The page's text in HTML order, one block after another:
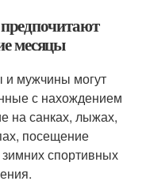
месяцы
мужчины могут
с нахождением
на санках, лыжах,
посещение
спортивных